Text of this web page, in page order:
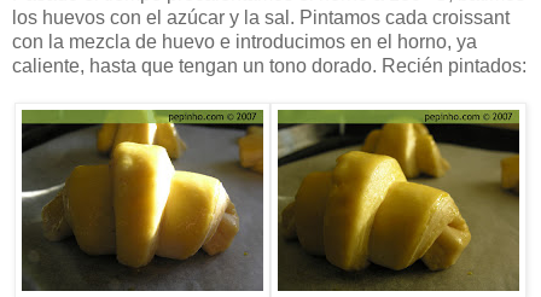
los huevos con el azúcar y la sal. Pintamos cada croissant
con la mezcla de huevo e introducimos en el horno, ya
caliente, hasta que tengan un tono dorado. Recién pintados: